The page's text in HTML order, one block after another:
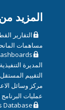
المزيد
التقارير
مساهمات
المديرة التنفيذية
التقييم المستقل
مركز وسائل
عمليات البرنامج
Database